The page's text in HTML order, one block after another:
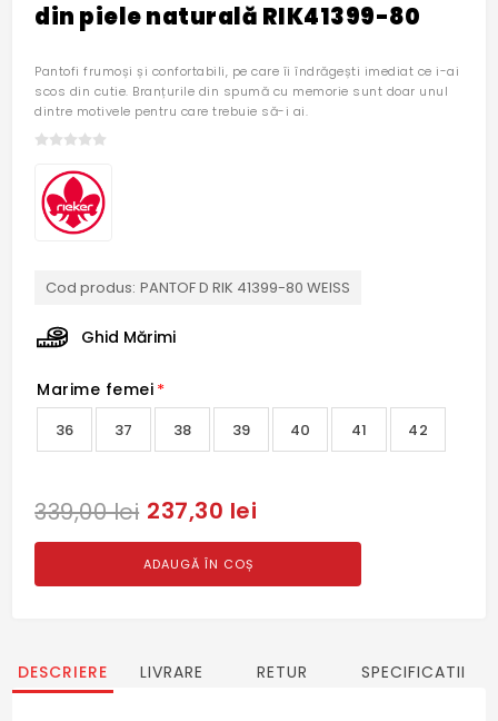
din piele naturală RIK41399-80
Pantofi frumoși și confortabili, pe care îi îndrăgești imediat ce i-ai
scos din cutie. Branțurile din spumă cu memorie sunt doar unul
dintre motivele pentru care trebuie să-i ai.
Cod produs: PANTOF D RIK 41399-80 WEISS
Ghid Mărimi
Marime femei *
36 37 38 39 40 41 42
339,00 lei 237,30 lei
ADAUGĂ ÎN COȘ
DESCRIERE LIVRARE RETUR SPECIFICATII